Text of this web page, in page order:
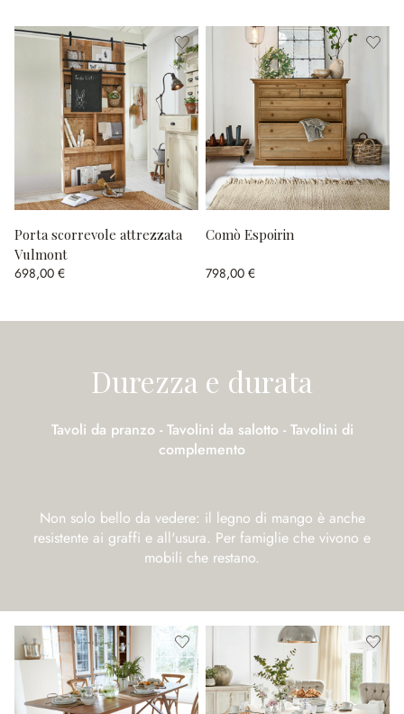
Porta scorrevole attrezzata
Vulmont
698,00 €
Comò Espoirin
798,00 €
Durezza e durata
Tavoli da pranzo - Tavolini da salotto - Tavolini di
complemento
Non solo bello da vedere: il legno di mango è anche
resistente ai graffi e all'usura. Per famiglie che vivono e
mobili che restano.